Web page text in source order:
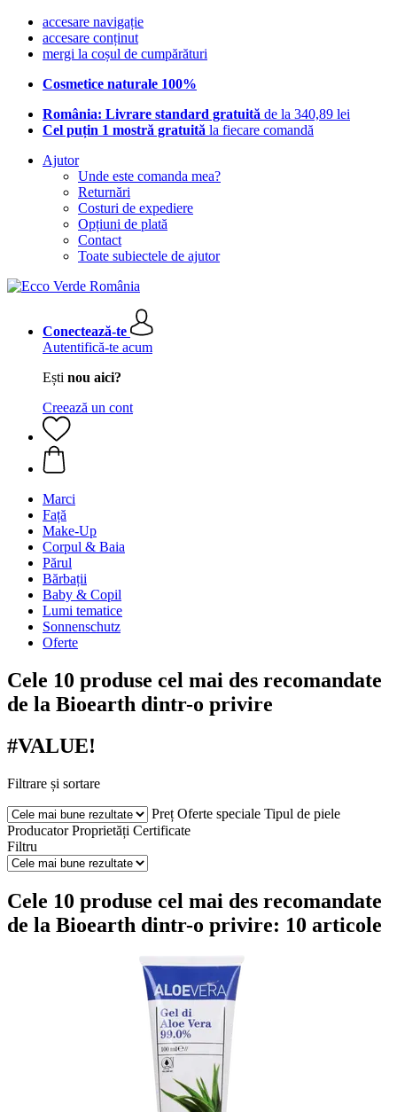
accesare navigație
accesare conținut
mergi la coșul de cumpărături
Cosmetice naturale 100%
România: Livrare standard gratuită de la 340,89 lei
Cel puțin 1 mostră gratuită la fiecare comandă
Ajutor
Unde este comanda mea?
Returnări
Costuri de expediere
Opțiuni de plată
Contact
Toate subiectele de ajutor
Conectează-te
Autentifică-te acum
Ești nou aici?
Creează un cont
Marci
Față
Make-Up
Corpul & Baia
Părul
Bărbații
Baby & Copil
Lumi tematice
Sonnenschutz
Oferte
Cele 10 produse cel mai des recomandate
de la Bioearth dintr-o privire
#VALUE!
Filtrare și sortare
Preț Oferte speciale Tipul de piele
Producator Proprietăți Certificate
Filtru
Cele 10 produse cel mai des recomandate
de la Bioearth dintr-o privire: 10 articole